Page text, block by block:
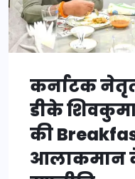
कर्नाटक
डीके
की
आलाकमान के